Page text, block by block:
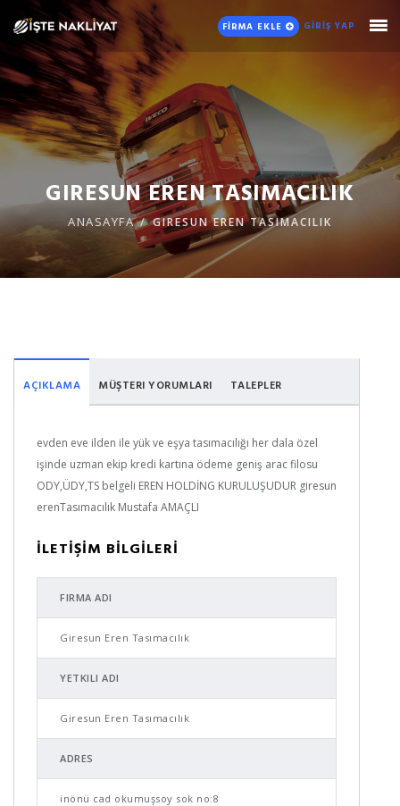
FİRMA EKLE GİRİŞ YAP
GIRESUN EREN TASIMACILIK
ANASAYFA GIRESUN EREN TASIMACILIK
AÇIKLAMA MÜŞTERI YORUMLARI TALEPLER
evden eve ilden ile yük ve eşya tasımacılığı her dala özel
işinde uzman ekip kredi kartına ödeme geniş arac filosu
ODY,ÜDY,TS belgeli EREN HOLDİNG KURULUŞUDUR giresun
erenTasımacılık Mustafa AMAÇLI
İLETİŞİM BİLGİLERİ
FIRMA ADI
Giresun Eren Tasımacılık
YETKILI ADI
Giresun Eren Tasımacılık
ADRES
inönü cad okumuşsoy sok no:8